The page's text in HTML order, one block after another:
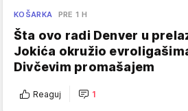
KOŠARKA PRE 1 H
Šta ovo radi Denver u
Jokića okružio
Divčevim promašajem
Reaguj 1